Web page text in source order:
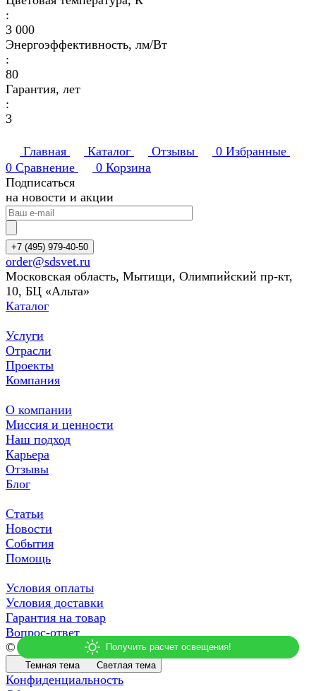
:
3 000
Энергоэффективность, лм/Вт
:
80
Гарантия, лет
:
3
Главная Каталог Отзывы 0 Избранные
0 Сравнение 0 Корзина
Подписаться
на новости и акции
+7 (495) 979-40-50
order@sdsvet.ru
Московская область, Мытищи, Олимпийский пр-кт,
10, БЦ «Альта»
Каталог
Услуги
Отрасли
Проекты
Компания
О компании
Миссия и ценности
Наш подход
Карьера
Отзывы
Блог
Статьи
Новости
События
Помощь
Условия оплаты
Условия доставки
Гарантия на товар
Вопрос-ответ
© 2026 СДСВЕТ
Темная тема Светлая тема
Конфиденциальность